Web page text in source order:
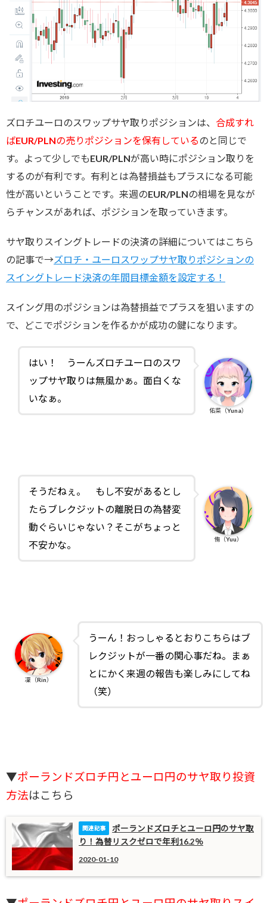
ズロチユーロのスワップサヤ取りポジションは、 合成すれ
ばEUR/PLNの売りポジションを保有しているのと同じで
す。よって少しでもEUR/PLNが高い時にポジション取りを
するのが有利です。有利とは為替損益もプラスになる可能
性が高いということです。来週のEUR/PLNの相場を見なが
らチャンスがあれば、ポジションを取っていきます。
サヤ取りスイングトレードの決済の詳細についてはこちら
の記事で→ズロチ・ユーロスワップサヤ取りポジションの
スイングトレード決済の年間目標金額を設定する！
スイング用のポジションは為替損益でプラスを狙いますの
で、どこでポジションを作るかが成功の鍵になります。
はい！ うーんズロチユーロのスワ
ップサヤ取りは無風かぁ。面白くな
いなぁ。
佑菜（Yuna）
そうだねぇ。 もし不安があるとし
たらブレクジットの離脱日の為替変
動ぐらいじゃない？そこがちょっと
不安かな。
侑（Yuu）
うーん！おっしゃるとおりこちらはブ
レクジットが一番の関心事だね。まぁ
とにかく来週の報告も楽しみにしてね
（笑）
凜（Rin）
▼ポーランドズロチ円とユーロ円のサヤ取り投資
方法はこちら
ポーランドズロチとユーロ円のサヤ取
り！為替リスクゼロで年利16.2％
2020-01-10